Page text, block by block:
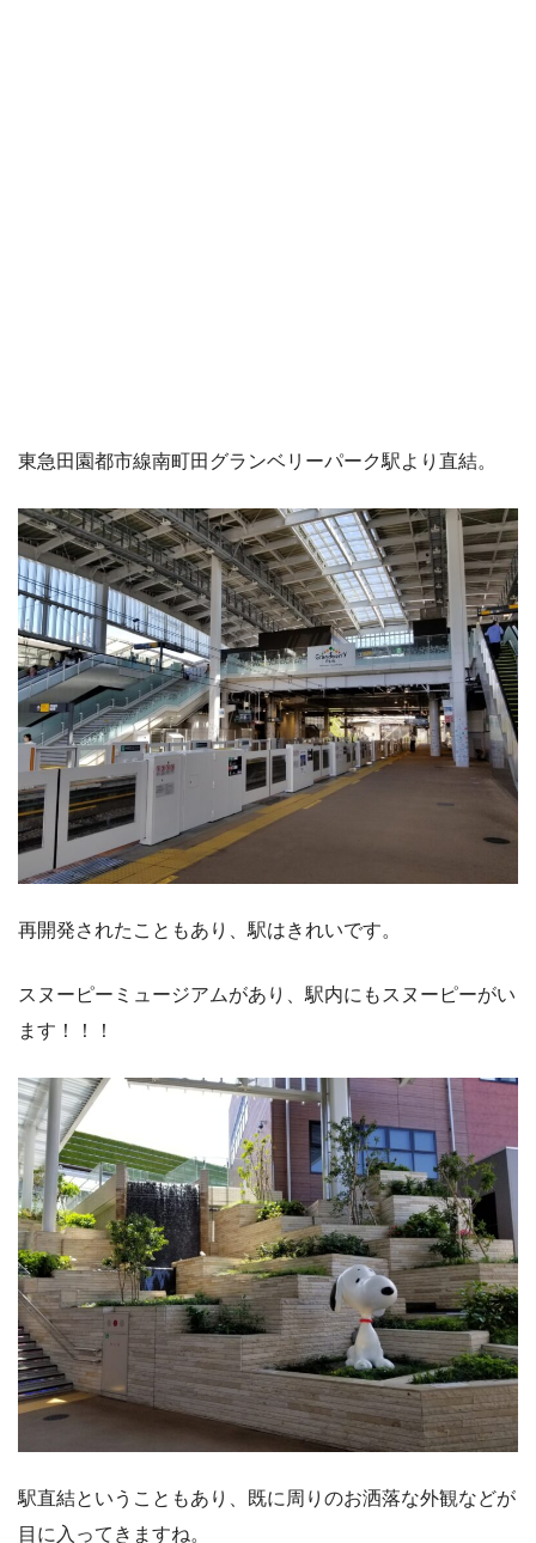
東急田園都市線南町田グランベリーパーク駅より直結。
再開発されたこともあり、駅はきれいです。
スヌーピーミュージアムがあり、駅内にもスヌーピーがい
ます！！！
駅直結ということもあり、既に周りのお洒落な外観などが
目に入ってきますね。